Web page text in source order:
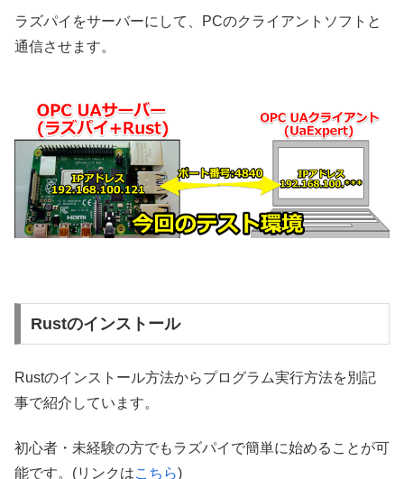
ラズパイをサーバーにして、PCのクライアントソフトと
通信させます。
Rustのインストール
Rustのインストール方法からプログラム実行方法を別記
事で紹介しています。
初心者・未経験の方でもラズパイで簡単に始めることが可
能です。(リンクはこちら)